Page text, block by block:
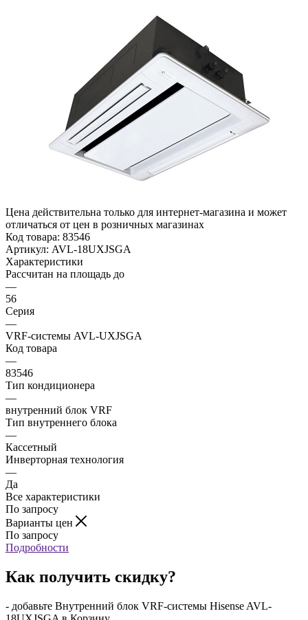
Цена действительна только для интернет-магазина и может
отличаться от цен в розничных магазинах
Код товара: 83546
Артикул: AVL-18UXJSGA
Характеристики
Рассчитан на площадь до
—
56
Серия
—
VRF-системы AVL-UXJSGA
Код товара
—
83546
Тип кондиционера
—
внутренний блок VRF
Тип внутреннего блока
—
Кассетный
Инверторная технология
—
Да
Все характеристики
По запросу
Варианты цен
По запросу
Подробности
Как получить скидку?
- добавьте Внутренний блок VRF-системы Hisense AVL-